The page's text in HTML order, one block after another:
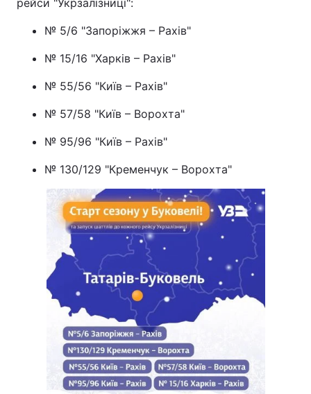
рейси "Укрзалізниці":
№ 5/6 "Запоріжжя – Рахів"
№ 15/16 "Харків – Рахів"
№ 55/56 "Київ – Рахів"
№ 57/58 "Київ – Ворохта"
№ 95/96 "Київ – Рахів"
№ 130/129 "Кременчук – Ворохта"